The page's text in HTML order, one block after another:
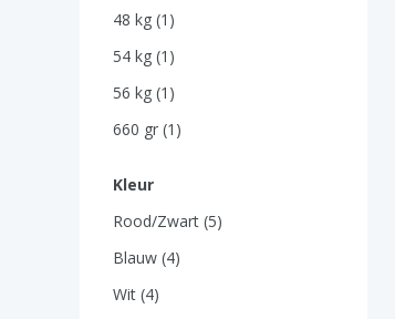
48 kg (1)
54 kg (1)
56 kg (1)
660 gr (1)
Kleur
Rood/Zwart (5)
Blauw (4)
Wit (4)